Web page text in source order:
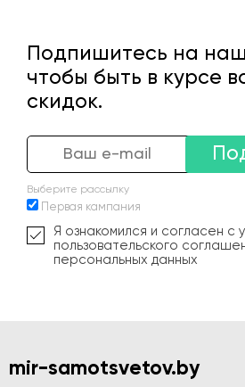
Подпишитесь на
чтобы быть в курсе
скидок.
Выберите рассылку
Первая кампания
Я ознакомился и согласен с
пользовательского
персональных данных
mir-samotsvetov.by